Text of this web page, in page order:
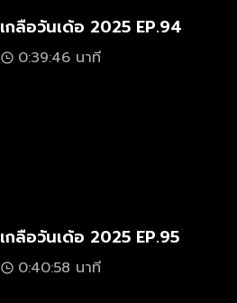
เกลือวันเด้อ 2025 EP.94
0:39:46 นาที
เกลือวันเด้อ 2025 EP.95
0:40:58 นาที